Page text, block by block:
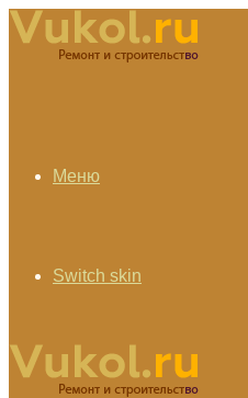
Меню
Switch skin